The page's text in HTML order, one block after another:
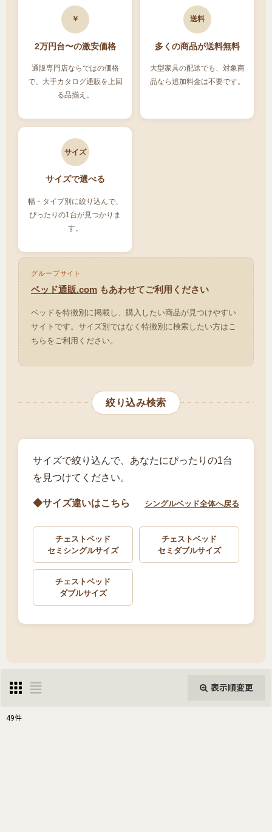
￥
2万円台〜の激安価格
通販専門店ならではの価格
で、大手カタログ通販を上回
る品揃え。
送料
多くの商品が送料無料
大型家具の配送でも、対象商
品なら追加料金は不要です。
サイズ
サイズで選べる
幅・タイプ別に絞り込んで、
ぴったりの1台が見つかりま
す。
グループサイト
ベッド通販.com もあわせてご利用ください
ベッドを特徴別に掲載し、購入したい商品が見つけやすい
サイトです。サイズ別ではなく特徴別に検索したい方はこ
ちらをご利用ください。
絞り込み検索
サイズで絞り込んで、あなたにぴったりの1台
を見つけてください。
◆サイズ違いはこちら シングルベッド全体へ戻る
チェストベッド
セミシングルサイズ
チェストベッド
セミダブルサイズ
チェストベッド
ダブルサイズ
表示順変更
49件